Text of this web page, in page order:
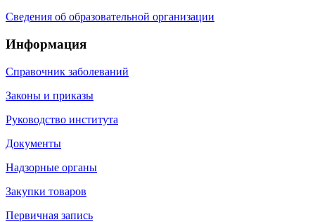
Сведения об образовательной организации
Информация
Справочник заболеваний
Законы и приказы
Руководство института
Документы
Надзорные органы
Закупки товаров
Первичная запись